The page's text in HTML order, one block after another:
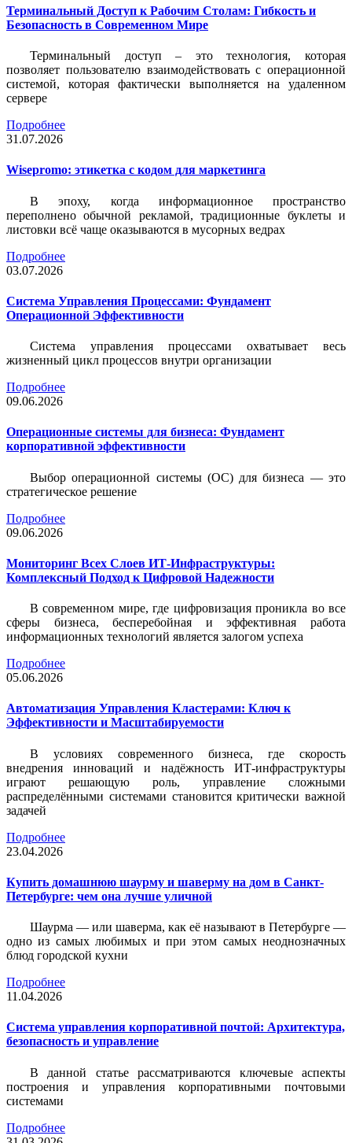
Терминальный Доступ к Рабочим Столам: Гибкость и
Безопасность в Современном Мире
Терминальный доступ – это технология, которая
позволяет пользователю взаимодействовать с операционной
системой, которая фактически выполняется на удаленном
сервере
Подробнее
31.07.2026
Wisepromo: этикетка c кодом для маркетинга
В эпоху, когда информационное пространство
переполнено обычной рекламой, традиционные буклеты и
листовки всё чаще оказываются в мусорных ведрах
Подробнее
03.07.2026
Система Управления Процессами: Фундамент
Операционной Эффективности
Система управления процессами охватывает весь
жизненный цикл процессов внутри организации
Подробнее
09.06.2026
Операционные системы для бизнеса: Фундамент
корпоративной эффективности
Выбор операционной системы (ОС) для бизнеса — это
стратегическое решение
Подробнее
09.06.2026
Мониторинг Всех Слоев ИТ-Инфраструктуры:
Комплексный Подход к Цифровой Надежности
В современном мире, где цифровизация проникла во все
сферы бизнеса, бесперебойная и эффективная работа
информационных технологий является залогом успеха
Подробнее
05.06.2026
Автоматизация Управления Кластерами: Ключ к
Эффективности и Масштабируемости
В условиях современного бизнеса, где скорость
внедрения инноваций и надёжность ИТ-инфраструктуры
играют решающую роль, управление сложными
распределёнными системами становится критически важной
задачей
Подробнее
23.04.2026
Купить домашнюю шаурму и шаверму на дом в Санкт-
Петербурге: чем она лучше уличной
Шаурма — или шаверма, как её называют в Петербурге —
одно из самых любимых и при этом самых неоднозначных
блюд городской кухни
Подробнее
11.04.2026
Система управления корпоративной почтой: Архитектура,
безопасность и управление
В данной статье рассматриваются ключевые аспекты
построения и управления корпоративными почтовыми
системами
Подробнее